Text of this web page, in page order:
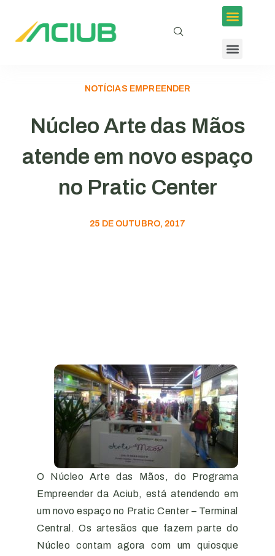
NOTÍCIAS EMPREENDER
Núcleo Arte das Mãos
atende em novo espaço
no Pratic Center
25 DE OUTUBRO, 2017
O Núcleo Arte das Mãos, do Programa
Empreender da Aciub, está atendendo em
um novo espaço no Pratic Center – Terminal
Central. Os artesãos que fazem parte do
Núcleo contam agora com um quiosque